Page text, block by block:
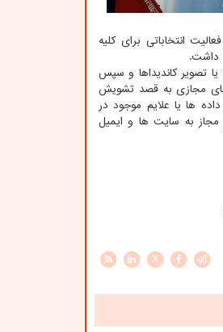
بخش، مدت فعالیت انتخاباتی برای کلیه
تصویر کاندیداها و سپس
فضای مجازی به قصد تشویش
ها یا علایم موجود در
مجاز به سایت ها و ایمیل
X